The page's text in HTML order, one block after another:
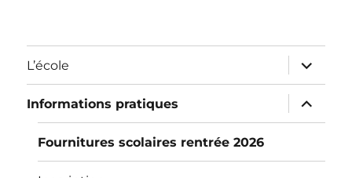
L’école
ouvrir
le
sous-
menu
Informations pratiques
ouvrir
le
sous-
Fournitures scolaires rentrée 2026